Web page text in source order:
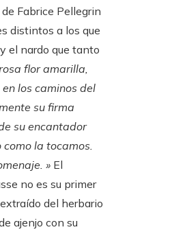
Fabrice Pellegrin
distintos a los que
el nardo que tanto
flor amarilla,
los caminos del
su firma
su encantador
la tocamos.
» El
no es su primer
del herbario
ajenjo con su